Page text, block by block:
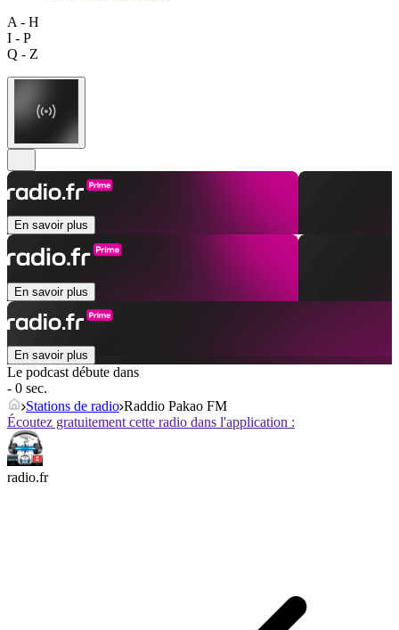
A - H
I - P
Q - Z
En savoir plus
En savoir plus
En savoir plus
Le podcast débute dans
- 0 sec.
Stations de radio Raddio Pakao FM
Écoutez gratuitement cette radio dans l'application :
radio.fr